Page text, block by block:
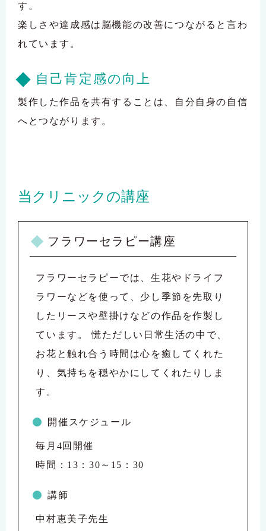
す。
楽しさや達成感は脳機能の改善につながると言わ
れています。
自己肯定感の向上
製作した作品を共有することは、自分自身の自信
へとつながります。
当クリニックの講座
フラワーセラピー講座
フラワーセラピーでは、生花やドライフ
ラワーなどを使って、少し季節を先取り
したリースや壁掛けなどの作品を作製し
ています。 慌ただしい日常生活の中で、
お花と触れ合う時間は心を癒してくれた
り、気持ちを穏やかにしてくれたりしま
す。
開催スケジュール
毎月4回開催
時間：13：30～15：30
講師
中村恵美子先生